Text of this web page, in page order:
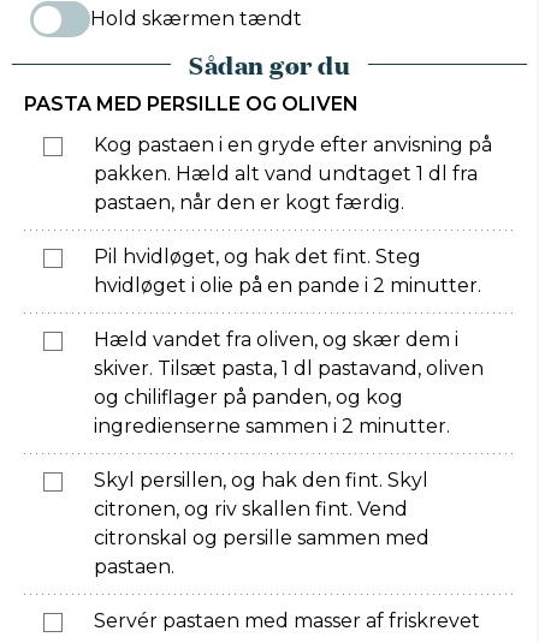
Hold skærmen tændt
Sådan gør du
PASTA MED PERSILLE OG OLIVEN
Kog pastaen i en gryde efter anvisning på
pakken. Hæld alt vand undtaget 1 dl fra
pastaen, når den er kogt færdig.
Pil hvidløget, og hak det fint. Steg
hvidløget i olie på en pande i 2 minutter.
Hæld vandet fra oliven, og skær dem i
skiver. Tilsæt pasta, 1 dl pastavand, oliven
og chiliflager på panden, og kog
ingredienserne sammen i 2 minutter.
Skyl persillen, og hak den fint. Skyl
citronen, og riv skallen fint. Vend
citronskal og persille sammen med
pastaen.
Servér pastaen med masser af friskrevet